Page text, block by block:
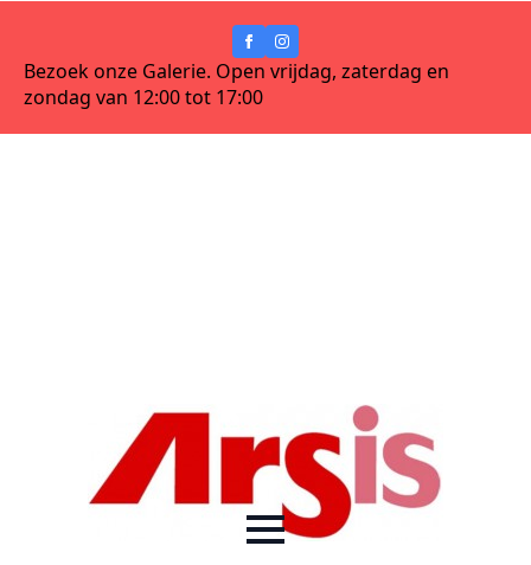
Bezoek onze Galerie. Open vrijdag, zaterdag en
zondag van 12:00 tot 17:00